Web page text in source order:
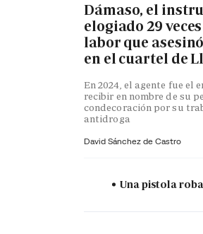
Dámaso, el
elogiado 29
labor que
en el cuartel de
En 2024, el agente fue el
recibir en nombre de su
condecoración por su
antidroga
David Sánchez de Castro
Una pistola